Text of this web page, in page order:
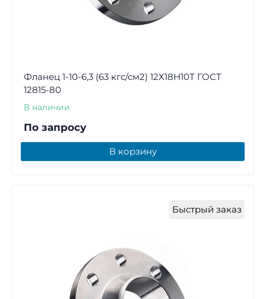
Фланец 1-10-6,3 (63 кгс/см2) 12Х18Н10Т ГОСТ
12815-80
В наличии
По запросу
В корзину
Быстрый заказ